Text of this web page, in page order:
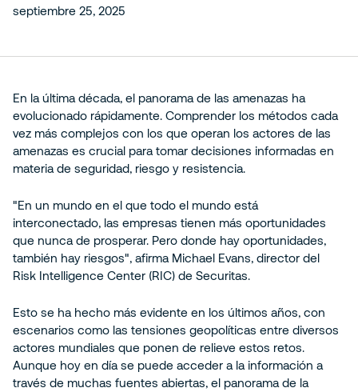
septiembre 25, 2025
En la última década, el panorama de las amenazas ha
evolucionado rápidamente. Comprender los métodos cada
vez más complejos con los que operan los actores de las
amenazas es crucial para tomar decisiones informadas en
materia de seguridad, riesgo y resistencia.
"En un mundo en el que todo el mundo está
interconectado, las empresas tienen más oportunidades
que nunca de prosperar. Pero donde hay oportunidades,
también hay riesgos", afirma Michael Evans, director del
Risk Intelligence Center (RIC) de Securitas.
Esto se ha hecho más evidente en los últimos años, con
escenarios como las tensiones geopolíticas entre diversos
actores mundiales que ponen de relieve estos retos.
Aunque hoy en día se puede acceder a la información a
través de muchas fuentes abiertas, el panorama de la